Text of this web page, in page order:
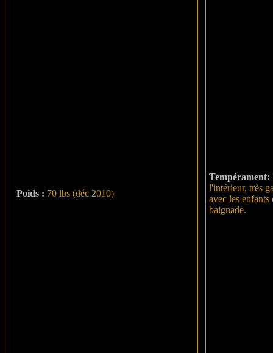
Poids : 70 lbs (déc 2010)
Tempérament:
l'intérieur, très
avec les
baignade.